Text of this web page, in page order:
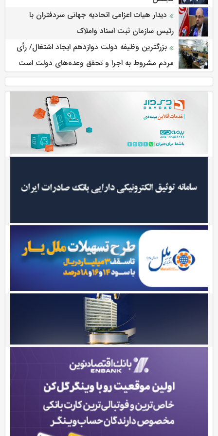
دیدار هیات اعزامی اتحادیه جهانی سردفتران با
رئیس سازمان ثبت اسناد واملاک
بزرگترین وظیفه دولت دوازدهم ایجاد اشتغال/ رأی
مردم مشروط به اجرا و تحقق وعده‌های دولت است